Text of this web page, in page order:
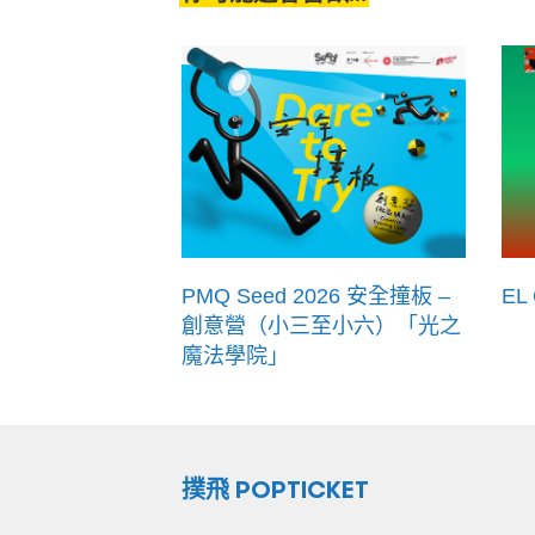
PMQ Seed 2026 安全撞板 –
創意營（小三至小六）「光之
魔法學院」
EL
撲飛 POPTICKET